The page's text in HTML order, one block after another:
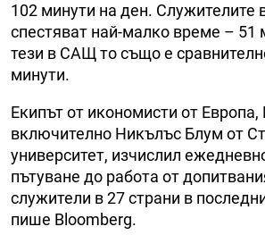
102 минути на ден. Служителите
спестяват най-малко време – 51
тези в САЩ то също е
минути.
Екипът от икономисти от
включително Никълъс Блум от
университет, изчислил
пътуване до работа от
служители в 27 страни в
пише Bloomberg.